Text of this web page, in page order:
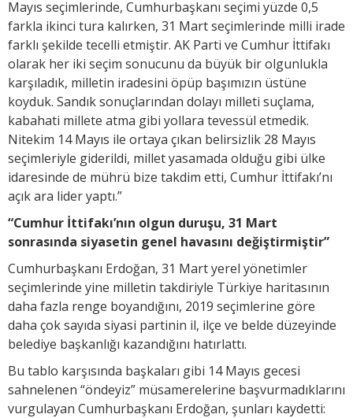
Mayıs seçimlerinde, Cumhurbaşkanı seçimi yüzde 0,5
farkla ikinci tura kalırken, 31 Mart seçimlerinde milli irade
farklı şekilde tecelli etmiştir. AK Parti ve Cumhur İttifakı
olarak her iki seçim sonucunu da büyük bir olgunlukla
karşıladık, milletin iradesini öpüp başımızın üstüne
koyduk. Sandık sonuçlarından dolayı milleti suçlama,
kabahati millete atma gibi yollara tevessül etmedik.
Nitekim 14 Mayıs ile ortaya çıkan belirsizlik 28 Mayıs
seçimleriyle giderildi, millet yasamada olduğu gibi ülke
idaresinde de mührü bize takdim etti, Cumhur İttifakı’nı
açık ara lider yaptı.”
“Cumhur İttifakı’nın olgun duruşu, 31 Mart
sonrasında siyasetin genel havasını değiştirmiştir”
Cumhurbaşkanı Erdoğan, 31 Mart yerel yönetimler
seçimlerinde yine milletin takdiriyle Türkiye haritasının
daha fazla renge boyandığını, 2019 seçimlerine göre
daha çok sayıda siyasi partinin il, ilçe ve belde düzeyinde
belediye başkanlığı kazandığını hatırlattı.
Bu tablo karşısında başkaları gibi 14 Mayıs gecesi
sahnelenen “öndeyiz” müsamerelerine başvurmadıklarını
vurgulayan Cumhurbaşkanı Erdoğan, şunları kaydetti: